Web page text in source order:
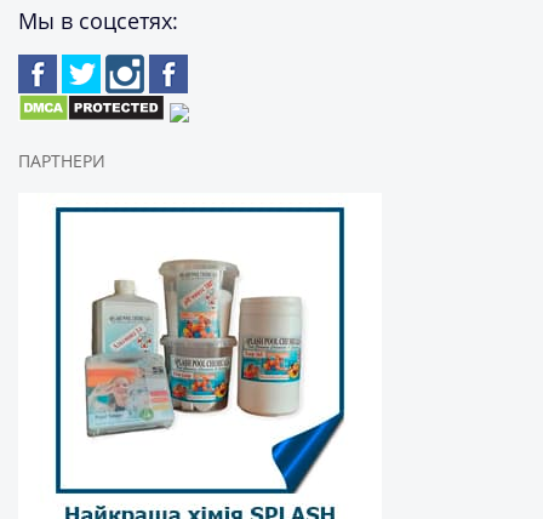
Мы в соцсетях:
ПАРТНЕРИ